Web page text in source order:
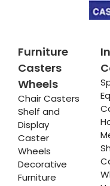
Furniture
Casters
Wheels
Chair Casters
Shelf and
Display
Caster
Wheels
Decorative
Furniture